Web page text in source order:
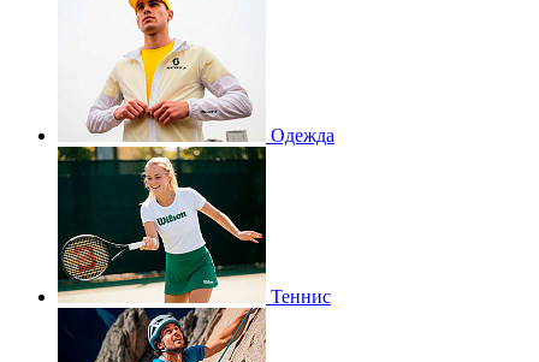
Одежда
Теннис